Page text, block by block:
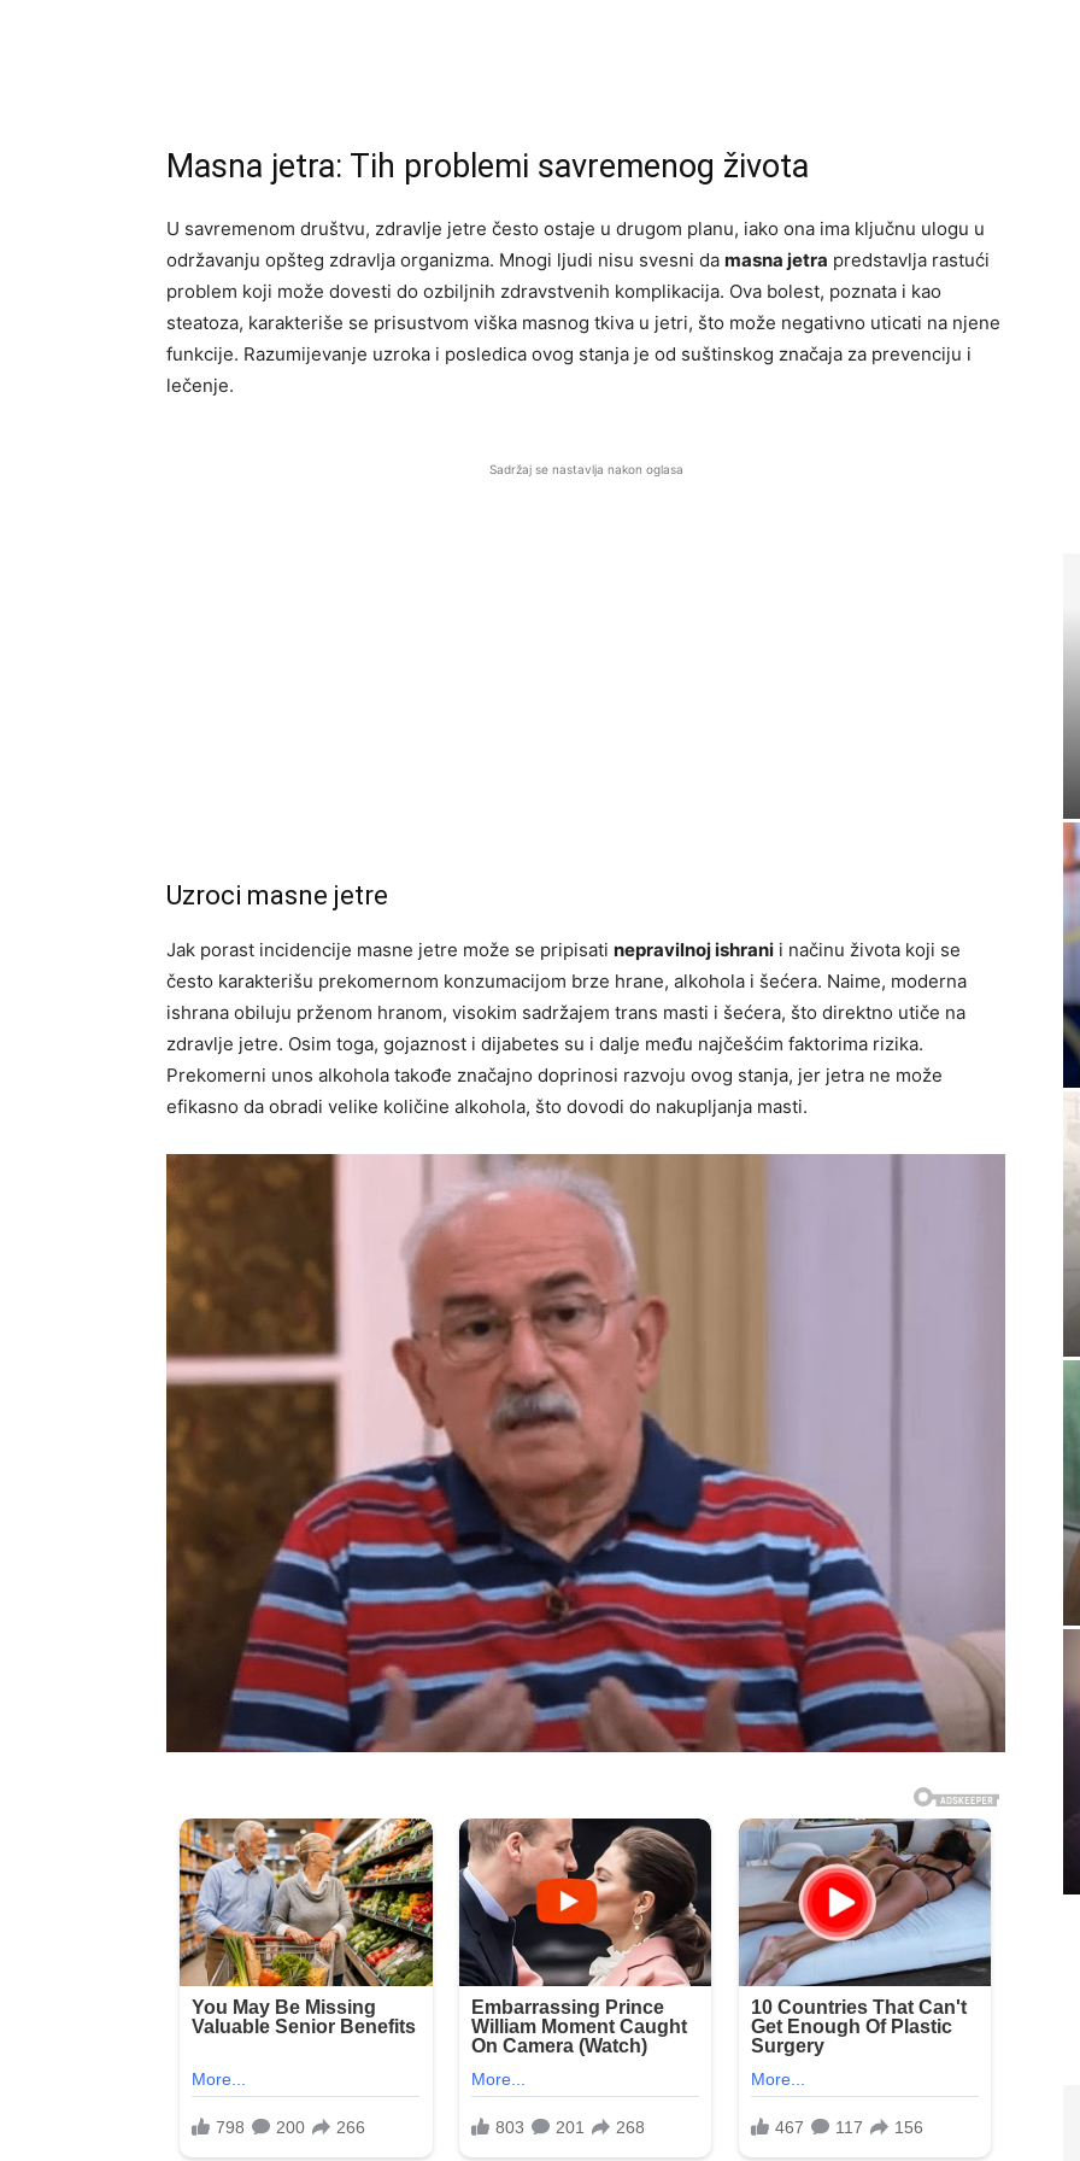
Masna jetra: Tih problemi savremenog života
U savremenom društvu, zdravlje jetre često ostaje u drugom planu, iako ona ima ključnu ulogu u
održavanju opšteg zdravlja organizma. Mnogi ljudi nisu svesni da masna jetra predstavlja rastući
problem koji može dovesti do ozbiljnih zdravstvenih komplikacija. Ova bolest, poznata i kao
steatoza, karakteriše se prisustvom viška masnog tkiva u jetri, što može negativno uticati na njene
funkcije. Razumijevanje uzroka i posledica ovog stanja je od suštinskog značaja za prevenciju i
lečenje.
Sadržaj se nastavlja nakon oglasa
Uzroci masne jetre
Jak porast incidencije masne jetre može se pripisati nepravilnoj ishrani i načinu života koji se
često karakterišu prekomernom konzumacijom brze hrane, alkohola i šećera. Naime, moderna
ishrana obiluju prženom hranom, visokim sadržajem trans masti i šećera, što direktno utiče na
zdravlje jetre. Osim toga, gojaznost i dijabetes su i dalje među najčešćim faktorima rizika.
Prekomerni unos alkohola takođe značajno doprinosi razvoju ovog stanja, jer jetra ne može
efikasno da obradi velike količine alkohola, što dovodi do nakupljanja masti.